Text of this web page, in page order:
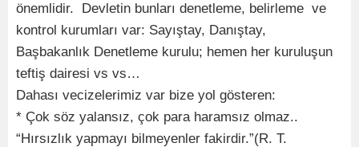
önemlidir. Devletin bunları denetleme, belirleme ve
kontrol kurumları var: Sayıştay, Danıştay,
Başbakanlık Denetleme kurulu; hemen her kuruluşun
teftiş dairesi vs vs…
Dahası vecizelerimiz var bize yol gösteren:
* Çok söz yalansız, çok para haramsız olmaz..
“Hırsızlık yapmayı bilmeyenler fakirdir.”(R. T.